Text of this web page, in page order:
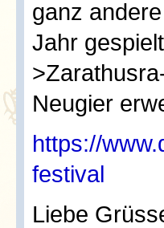
ganz
Jahr
Neugier
https://
festival
Liebe